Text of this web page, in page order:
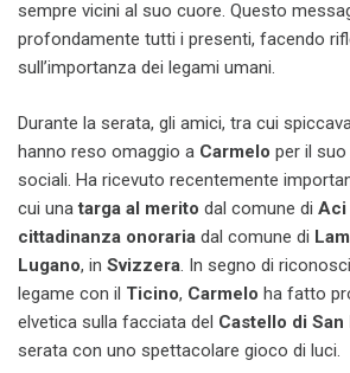
sempre vicini al suo cuore. Questo
profondamente tutti i presenti, facendo
sull’importanza dei legami umani.
Durante la serata, gli amici, tra cui spiccava
hanno reso omaggio a Carmelo per il
sociali. Ha ricevuto recentemente
cui unatarga al merito dal comune di Aci
cittadinanza onoraria dal comune di
Lugano, in Svizzera . In segno di
legame con il Ticino, Carmelo ha fatto
elvetica sulla facciata del Castello di San
serata con uno spettacolare gioco di luci.